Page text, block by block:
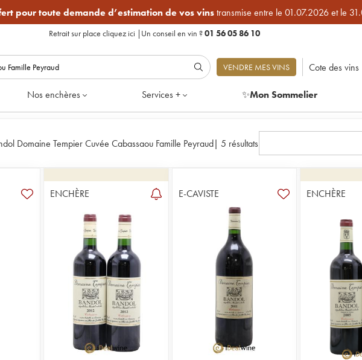
pour toute demande d’estimation de vos vinstransmise entre le 01.07.2026 et le
Retrait sur place cliquez ici | Un conseil en vin ?01 56 05 86 10
VENDRE MES VINS Cote des vins
Nos enchères Services + ✨Mon Sommelier
Domaine Tempier Cuvée Cabassaou Famille Peyraud| 5 résultats
ENCHÈRE E-CAVISTE ENCHÈRE